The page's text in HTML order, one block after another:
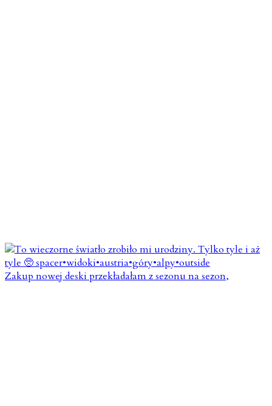
Zakup nowej deski przekładałam z sezonu na sezon,